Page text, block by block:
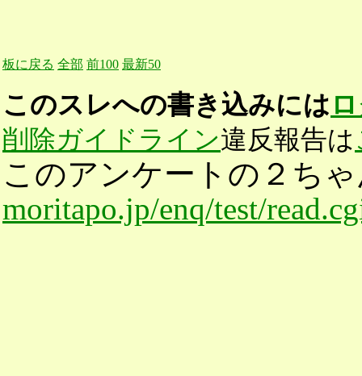
板に戻る 全部 前100 最新50
このスレへの書き込みには
削除ガイドライン違反報告は
このアンケートの２ち
moritapo.jp/enq/test/